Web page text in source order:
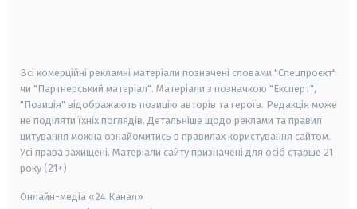
Всі комерційні рекламні матеріали позначені словами "Спецпроєкт"
чи "Партнерський матеріал". Матеріали з позначкою "Експерт",
"Позиція" відображають позицію авторів та героїв. Редакція може
не поділяти їхніх поглядів. Детальніше щодо реклами та правил
цитування можна ознайомитись в правилах користування сайтом.
Усі права захищені. Матеріали сайту призначені для осіб старше 21
року (21+)
Онлайн-медіа «24 Канал»